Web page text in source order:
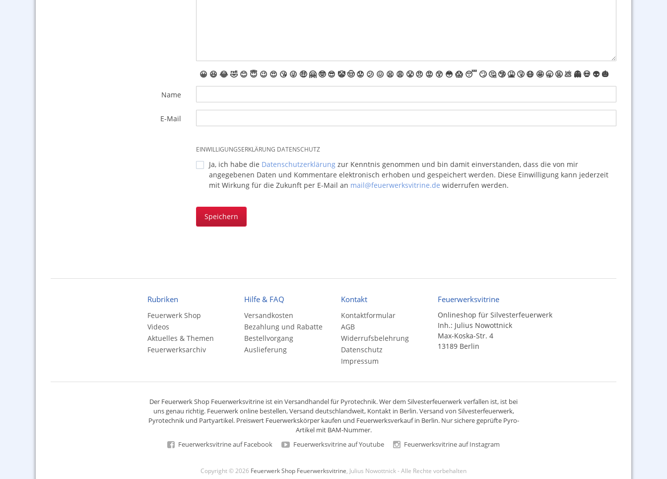
😀 😆 😂🤣 😊 😇 😉 😍 😘 😜 🤑 🤗 🤓 😎 🤡🤠 😟 😕 😖 😫 😩 😤 😠 😡 😲 😳 😱 😴 🙄 🤔 🤥 🤮 🤧 😷 🤩 🥱 🤬 💩 👻 💀 👽 🎃
Name
E-Mail
EINWILLIGUNGSERKLÄRUNG DATENSCHUTZ
Ja, ich habe die Datenschutzerklärungzur Kenntnis genommen und bin damit einverstanden, dass die von mir
angegebenen Daten und Kommentare elektronisch erhoben und gespeichert werden. Diese Einwilligung kann jederzeit
mit Wirkung für die Zukunft per E-Mail an mail@feuerwerksvitrine.de widerrufen werden.
Speichern
Rubriken
Feuerwerk Shop
Videos
Aktuelles & Themen
Feuerwerksarchiv
Hilfe & FAQ
Versandkosten
Bezahlung und Rabatte
Bestellvorgang
Auslieferung
Kontakt
Kontaktformular
AGB
Widerrufsbelehrung
Datenschutz
Impressum
Feuerwerksvitrine
Onlineshop für Silvesterfeuerwerk
Inh.: Julius Nowottnick
Max-Koska-Str. 4
13189 Berlin
Der Feuerwerk Shop Feuerwerksvitrine ist ein Versandhandelfür Pyrotechnik. Wer dem Silvesterfeuerwerk verfallen ist, ist bei
uns genau richtig. Feuerwerk online bestellen,Versand deutschlandweit, Kontakt in Berlin. Versand von Silvesterfeuerwerk,
Pyrotechnikund Partyartikel. Preiswert Feuerwerkskörperkaufen und Feuerwerksverkauf in Berlin. Nur sichere geprüfte Pyro-
Artikel mit BAM-Nummer.
Feuerwerksvitrine auf Facebook
Feuerwerksvitrine auf Youtube Feuerwerksvitrine auf Instagram
Copyright © 2026 Feuerwerk Shop Feuerwerksvitrine , Julius Nowottnick - Alle Rechte vorbehalten